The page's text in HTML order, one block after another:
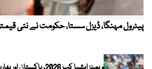
پیٹرول مہنگا، ڈیزل سستا، حکومت نے نئی